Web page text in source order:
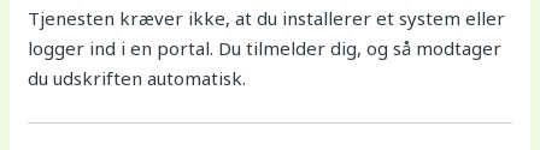
Tjenesten kræver ikke, at du installerer et system eller
logger ind i en portal. Du tilmelder dig, og så modtager
du udskriften automatisk.